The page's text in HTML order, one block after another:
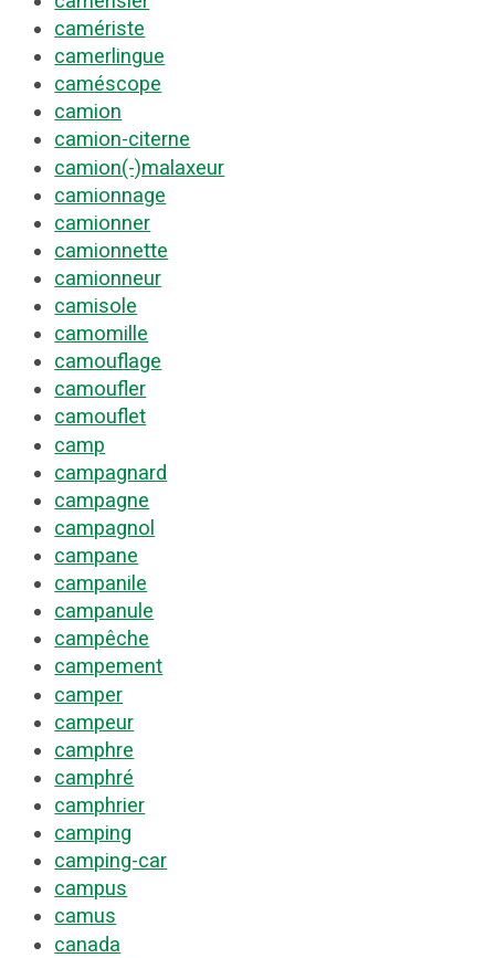
camériste
camerlingue
caméscope
camion
camion-citerne
camion(-)malaxeur
camionnage
camionner
camionnette
camionneur
camisole
camomille
camouflage
camoufler
camouflet
camp
campagnard
campagne
campagnol
campane
campanile
campanule
campêche
campement
camper
campeur
camphre
camphré
camphrier
camping
camping-car
campus
camus
canada